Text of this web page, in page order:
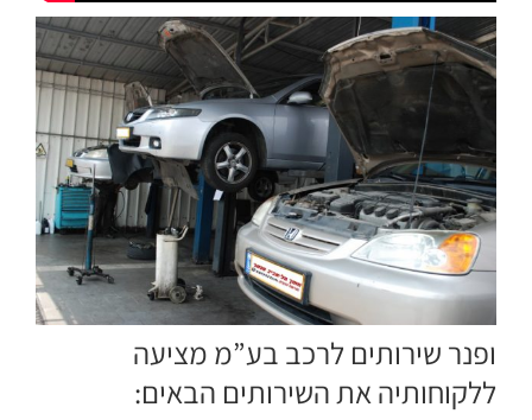
ופנר שירותים לרכב בע”מ מציעה
ללקוחותיה את השירותים הבאים: